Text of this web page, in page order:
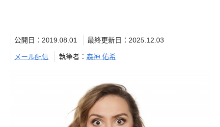
公開日：2019.08.01 最終更新日：2025.12.03
メール配信 執筆者： 森神 佑希